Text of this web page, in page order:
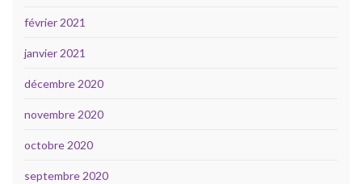
février 2021
janvier 2021
décembre 2020
novembre 2020
octobre 2020
septembre 2020